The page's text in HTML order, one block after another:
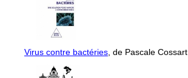
Virus contre bactéries , de Pascale Cossart